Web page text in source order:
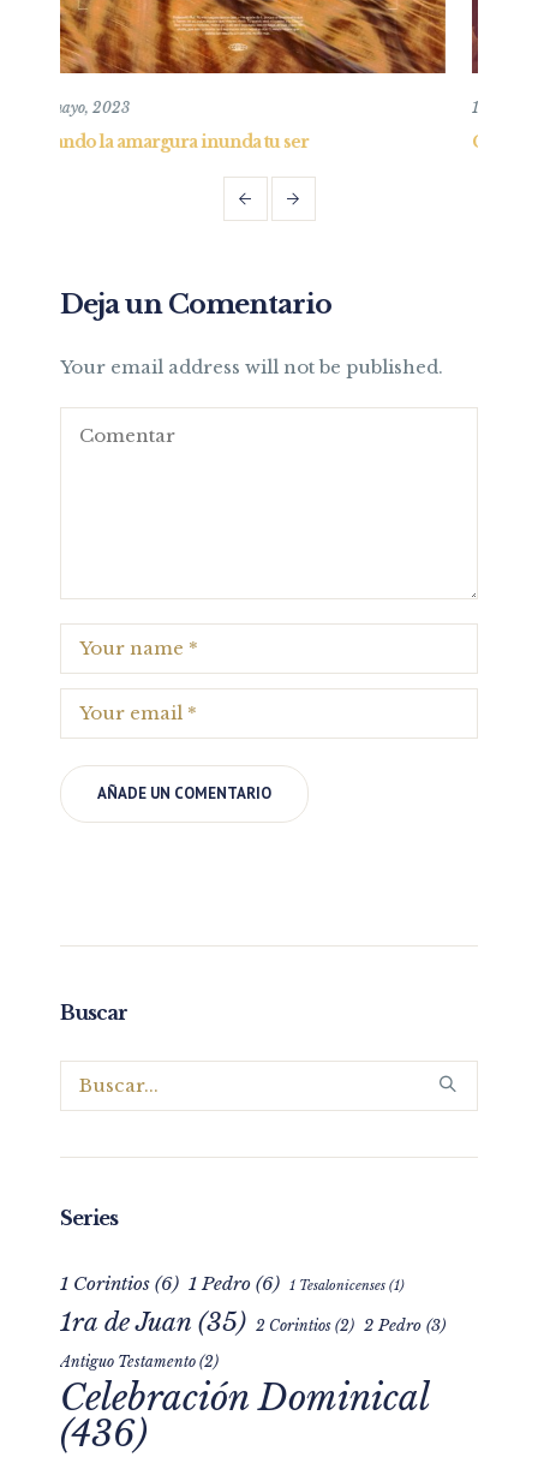
Confianza en la oscuridad y consejo al
Deja un Comentario
Your email address will not be published.
Buscar
Series
1 Corintios (6) 1 Pedro (6) 1 Tesalonicenses (1)
1ra de Juan (35) 2 Corintios (2) 2 Pedro (3)
Antiguo Testamento (2)
Celebración Dominical
(436)